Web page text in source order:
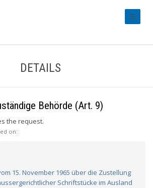
DETAILS
Behörde (Art. 9)
the request.
on:
15. November 1965 über die Zustellung
Schriftstücke im Ausland